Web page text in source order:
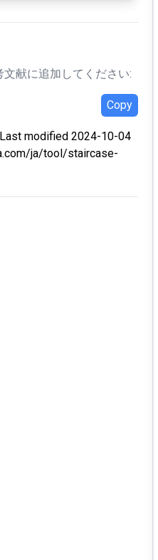
献に追加してください:
Copy
modified 2024-10-04
ja/tool/staircase-